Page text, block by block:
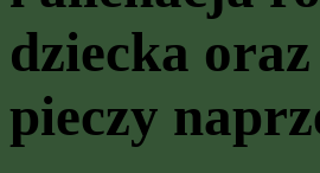
dziecka
pieczy